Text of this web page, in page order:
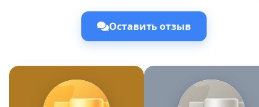
Оставить отзыв